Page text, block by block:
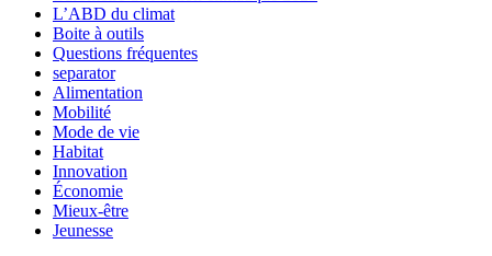
L’ABD du climat
Boite à outils
Questions fréquentes
separator
Alimentation
Mobilité
Mode de vie
Habitat
Innovation
Économie
Mieux-être
Jeunesse